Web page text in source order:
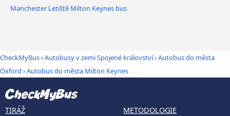
Manchester Letiště Milton Keynes bus
CheckMyBus›Autobusy v zemi Spojené království›Autobus do města
Oxford ›Autobus do města Milton Keynes
TIRÁŽ
METODOLOGIE